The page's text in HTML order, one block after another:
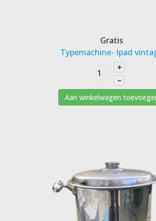
Gratis
Typemachine- Ipad
+
–
Aan winkelwagen